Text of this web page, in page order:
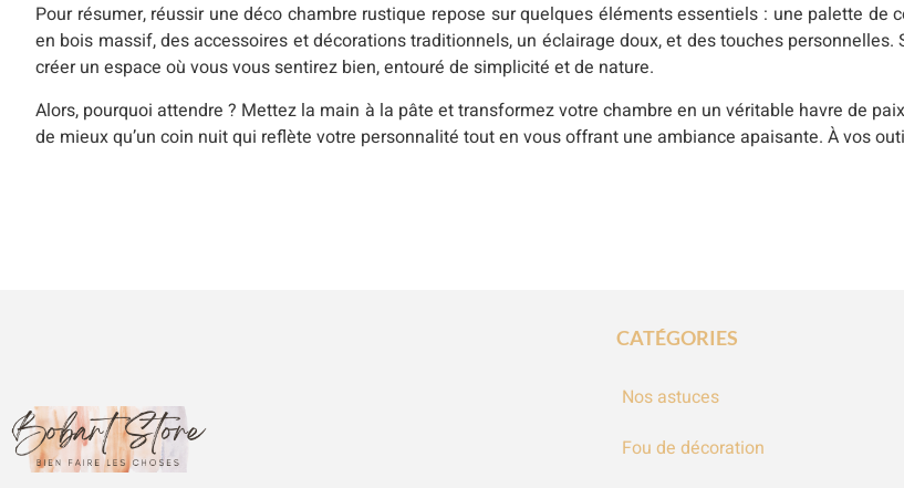
Pour résumer, réussir une déco chambre rustique repose sur quelques éléments essentiels : une palette de
en bois massif, des accessoires et décorations traditionnels, un éclairage doux, et des touches personnelles.
créer un espace où vous vous sentirez bien, entouré de simplicité et de nature.
Alors, pourquoi attendre ? Mettez la main à la pâte et transformez votre chambre en un véritable havre de
de mieux qu’un coin nuit qui reflète votre personnalité tout en vous offrant une ambiance apaisante. À vos
CATÉGORIES
Nos astuces
Fou de décoration